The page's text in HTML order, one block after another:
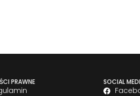
PRAWNE SOCIAL